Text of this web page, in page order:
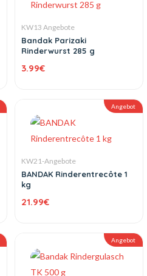
KW13 Angebote
Bandak Parizaki
Rinderwurst 285 g
3.99€
Angebot
KW21-Angebote
BANDAK Rinderentrecôte 1
kg
21.99€
Angebot